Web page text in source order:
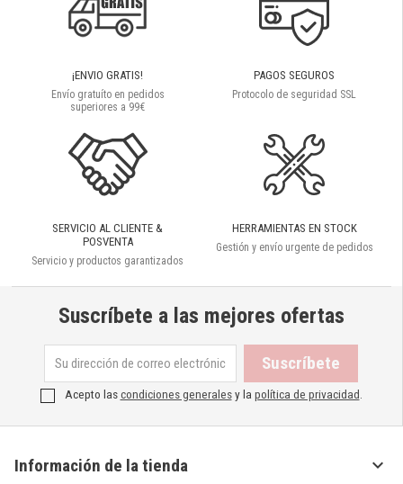
¡ENVIO GRATIS!
Envío gratuíto en pedidos
superiores a 99€
PAGOS SEGUROS
Protocolo de seguridad SSL
SERVICIO AL CLIENTE &
POSVENTA
Servicio y productos garantizados
HERRAMIENTAS EN STOCK
Gestión y envío urgente de pedidos
Suscríbete a las mejores ofertas
Acepto lascondiciones generalesy la política de privacidad
Información de la tienda 